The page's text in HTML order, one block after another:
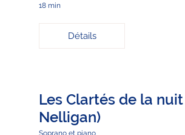
18 min
Détails
Les Clartés de la
Nelligan)
Soprano et piano